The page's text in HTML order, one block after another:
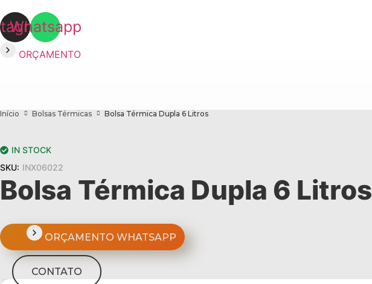
Whatsapp
ORÇAMENTO
Início Bolsas Térmicas Bolsa Térmica Dupla 6 Litros
IN STOCK
SKU: INX06022
Bolsa Térmica Dupla 6 Litros
ORÇAMENTO WHATSAPP
CONTATO